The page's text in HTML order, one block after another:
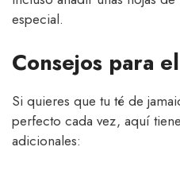
especial.
Consejos para
Si quieres que tu té de
perfecto cada vez, aquí
adicionales: